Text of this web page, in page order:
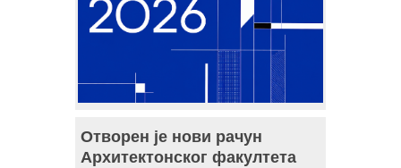
Отворен је нови рачун
Архитектонског факултета